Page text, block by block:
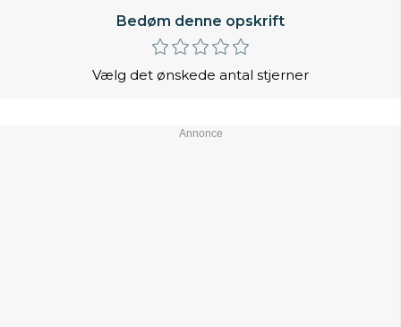
Bedøm denne opskrift
Vælg det ønskede antal stjerner